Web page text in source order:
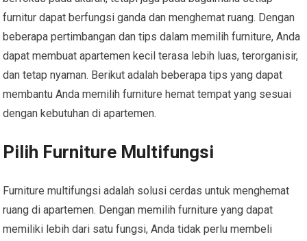
furnitur dapat berfungsi ganda dan menghemat ruang. Dengan
beberapa pertimbangan dan tips dalam memilih furniture, Anda
dapat membuat apartemen kecil terasa lebih luas, terorganisir,
dan tetap nyaman. Berikut adalah beberapa tips yang dapat
membantu Anda memilih furniture hemat tempat yang sesuai
dengan kebutuhan di apartemen.
Pilih Furniture Multifungsi
Furniture multifungsi adalah solusi cerdas untuk menghemat
ruang di apartemen. Dengan memilih furniture yang dapat
memiliki lebih dari satu fungsi, Anda tidak perlu membeli